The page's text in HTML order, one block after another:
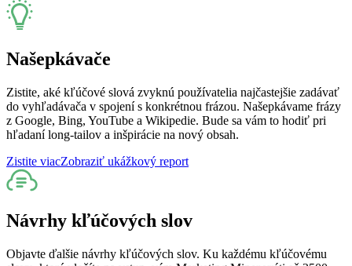
Našepkávače
Zistite, aké kľúčové slová zvyknú používatelia najčastejšie zadávať
do vyhľadávača v spojení s konkrétnou frázou. Našepkávame frázy
z Google, Bing, YouTube a Wikipedie. Bude sa vám to hodiť pri
hľadaní long-tailov a inšpirácie na nový obsah.
Zistite viacZobraziť ukážkový report
Návrhy kľúčových slov
Objavte ďalšie návrhy kľúčových slov. Ku každému kľúčovému